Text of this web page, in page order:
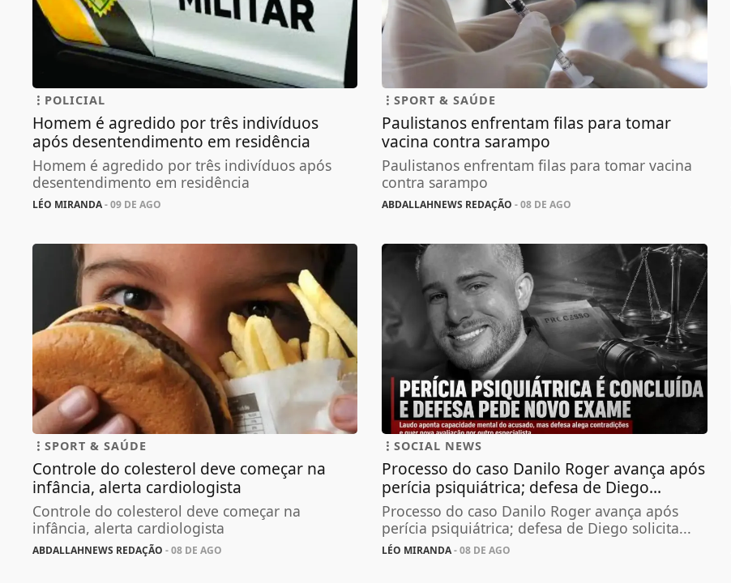
POLICIAL
Homem é agredido por três indivíduos
após desentendimento em residência
Homem é agredido por três indivíduos após
desentendimento em residência
LÉO MIRANDA- 09 DE AGO
SPORT & SAÚDE
Paulistanos enfrentam filas para tomar
vacina contra sarampo
Paulistanos enfrentam filas para tomar vacina
contra sarampo
ABDALLAHNEWS REDAÇÃO - 08 DE AGO
SPORT & SAÚDE
Controle do colesterol deve começar na
infância, alerta cardiologista
Controle do colesterol deve começar na
infância, alerta cardiologista
ABDALLAHNEWS REDAÇÃO - 08 DE AGO
SOCIAL NEWS
Processo do caso Danilo Roger avança após
perícia psiquiátrica; defesa de Diego...
Processo do caso Danilo Roger avança após
perícia psiquiátrica; defesa de Diego solicita...
LÉO MIRANDA- 08 DE AGO